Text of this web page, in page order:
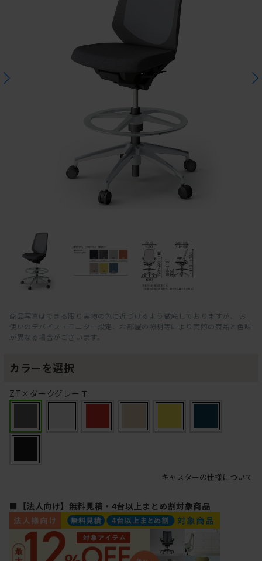
商品写真はできる限り実物の色に近づけるよう徹底しておりますが、 お
使いのデバイス・モニター設定、お部屋の照明等により実際の商品と色味
が異なる場合がございます。
カラーを選択
ZT×ダークグレーＴ
キャスターの仕様について
■【法人向け】無料見積・4台以上まとめ割対象商品